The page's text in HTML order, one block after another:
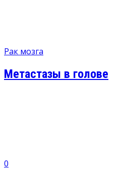
Рак мозга
Метастазы в голове
0